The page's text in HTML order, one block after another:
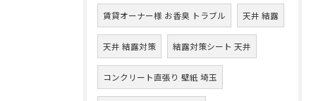
賃貸オーナー様 お香臭 トラブル 天井 結露
天井 結露対策 結露対策シート 天井
コンクリート直張り 壁紙 埼玉